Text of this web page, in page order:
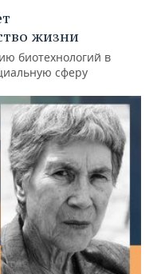
жизни
биотехнологий в
сферу